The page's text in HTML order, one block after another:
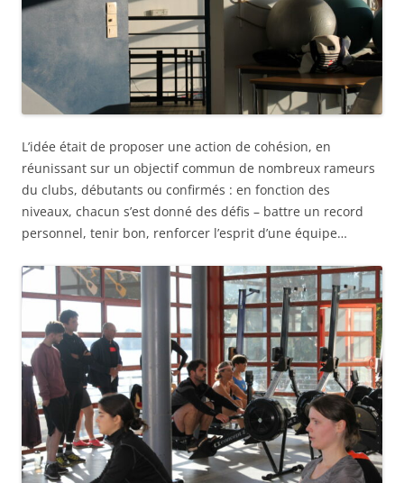
L’idée était de proposer une action de cohésion, en
réunissant sur un objectif commun de nombreux rameurs
du clubs, débutants ou confirmés : en fonction des
niveaux, chacun s’est donné des défis – battre un record
personnel, tenir bon, renforcer l’esprit d’une équipe…